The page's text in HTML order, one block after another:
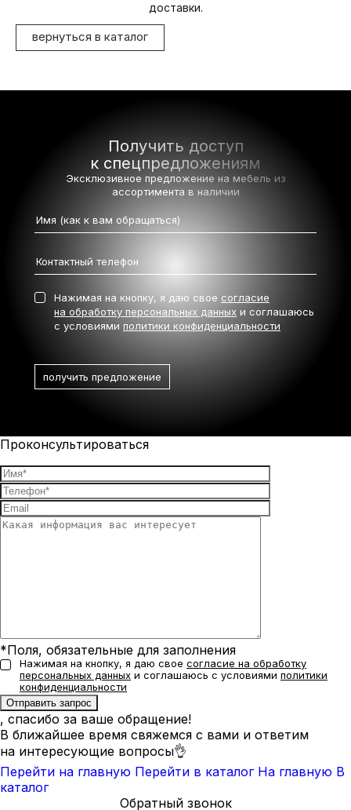
доставки.
вернуться в каталог
Получить доступ
к спецпредложениям
Эксклюзивное предложение на мебель из
ассортимента в наличии
Нажимая на кнопку, я даю свое согласие
на обработку персональных данных и соглашаюсь
с условиями политики конфиденциальности
Проконсультироваться
*Поля, обязательные для заполнения
Нажимая на кнопку, я даю свое согласие на обработку
персональных данных и соглашаюсь с условиями политики
конфиденциальности
, спасибо за ваше обращение!
В ближайшее время свяжемся с вами и ответим
на интересующие вопросы👌
Перейти на главную Перейти в каталог На главную В
каталог
Обратный звонок